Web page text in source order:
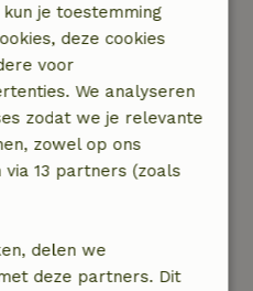
de reissom en 100% van
70% terugbetaald
40% terugbetaald
10% terugbetaald
geen terugbetaling
je toestemming
deze cookies
voor
We analyseren
zodat we je relevante
zowel op ons
13 partners (zoals
delen we
deze partners. Dit